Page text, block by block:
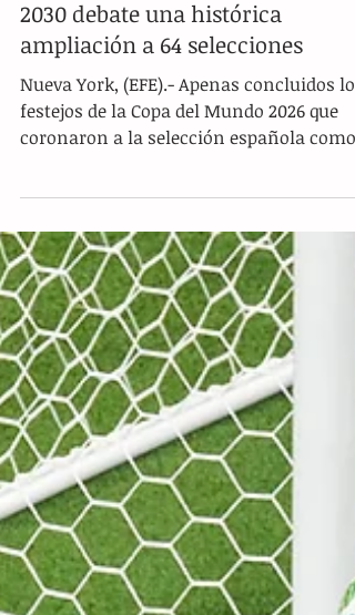
Rumbo al Centenario: El Mundial
2030 debate una histórica
ampliación a 64 selecciones
Nueva York, (EFE).- Apenas concluidos los
reflectores del balompié internacional se
trasladaron de inmediato a los
preparativos del Mundial 2030. Esta
próxima edición histórica del Centenario
ya tiene confirmado que será
coorganizada por España, Portugal y
Marruecos, sumando tres partidos
inaugurales en Sudamérica (Argentina,
Uruguay y Paraguay) para conmemorar